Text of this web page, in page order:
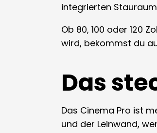
integrierten
Ob 80, 100 oder 120
wird, bekommst du
Das
Das Cinema Pro ist
und der Leinwand,